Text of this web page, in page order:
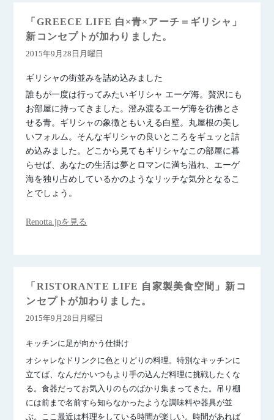
「GREECE LIFE 白×青×アーチ＝ギリシャ」
新コンセプトが加わりました。
2015年9月28日月曜日
ギリシャの街並みを詰め込みました
誰もが一度は行ってみたいギリシャ エーゲ海。贅沢にも
お部屋に持ってきました。澄み渡るエーゲ海を彷彿とさ
せる青。ギリシャの象徴ともいえる白壁。丸屋根の美し
いフォルム。そんなギリシャの良いところをギュッと詰
め込みました。どこから見てもギリシャなこの部屋に暮
らせば、あなたの生活は夢とロマンに満ち溢れ、エーゲ
海を独り占めしているかのようなリッチな気分となるこ
とでしょう。
Renotta.jpを見る
「RISTORANTE LIFE 自家製美食空間」新コ
ンセプトが加わりました。
2015年9月28日月曜日
キッチンに足が向かう仕掛け
オシャレなドリンクに色とりどりの料理。特別なキッチンに
立てば、なんだかいつもより手の込んだ料理に挑戦したくな
る。食器だってお気入りのものばかり集まってきた。吊り棚
には前まで名前すら知らなかったような調味料や器具が並
ぶ。ここ最近は料理をしている時間が楽しい。時間があれば